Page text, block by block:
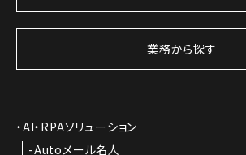
業務から探す
AI・RPAソリューション
Autoメール名人